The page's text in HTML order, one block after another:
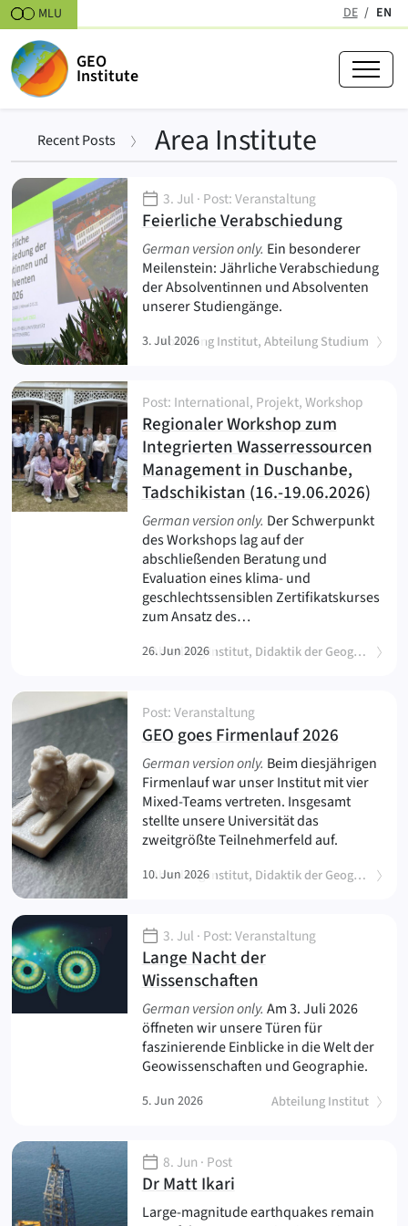
Skipt to content DE EN
MLU
GEO
Institute
Recent Posts Area Institute
Posts
Feierliche Verabschiedung(
3. Jul · Post: Veranstaltung
Abteilung Institut, Abteilung Studium
)
German version only. Ein besonderer
Meilenstein: Jährliche Verabschiedung
der Absolventinnen und Absolventen
unserer Studiengänge.
3. Jul 2026
Regionaler Workshop zum
Integrierten Wasserressourcen
Management in Duschanbe,
Tadschikistan (16.-19.06.2026)(
Post: International, Projekt, Workshop
Abteilung Institut, Didaktik der Geographie, Geoökologie
)
German version only. Der Schwerpunkt
des Workshops lag auf der
abschließenden Beratung und
Evaluation eines klima- und
geschlechtssensiblen Zertifikatskurses
zum Ansatz des…
26. Jun 2026
GEO goes Firmenlauf 2026(
Post: Veranstaltung
Abteilung Institut, Didaktik der Geographie
)
German version only. Beim diesjährigen
Firmenlauf war unser Institut mit vier
Mixed-Teams vertreten. Insgesamt
stellte unsere Universität das
zweitgrößte Teilnehmerfeld auf.
10. Jun 2026
Lange Nacht der
Wissenschaften(
3. Jul · Post: Veranstaltung
Abteilung Institut
)
German version only. Am 3. Juli 2026
öffneten wir unsere Türen für
faszinierende Einblicke in die Welt der
Geowissenschaften und Geographie.
5. Jun 2026
Dr Matt Ikari(
8. Jun · Post
)
Large-magnitude earthquakes remain